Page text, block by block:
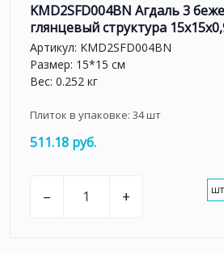
KMD2SFD004BN Агдаль 3
глянцевый структура
Артикул: KMD2SFD004BN
Размер: 15*15 см
Вес: 0.252 кг
Плиток в упаковке: 34шт
511.18 руб.
– +